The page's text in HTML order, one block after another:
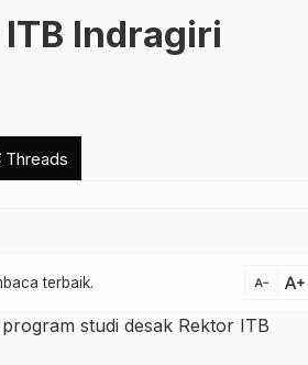
Indragiri
Threads
terbaik. text_decrease text_increase
studi desak Rektor ITB